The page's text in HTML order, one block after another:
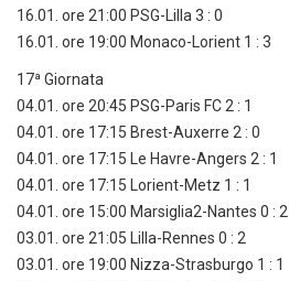
16.01. ore 21:00 PSG-Lilla 3 : 0
16.01. ore 19:00 Monaco-Lorient 1 : 3
17ª Giornata
04.01. ore 20:45 PSG-Paris FC 2 : 1
04.01. ore 17:15 Brest-Auxerre 2 : 0
04.01. ore 17:15 Le Havre-Angers 2 : 1
04.01. ore 17:15 Lorient-Metz 1 : 1
04.01. ore 15:00 Marsiglia2-Nantes 0 : 2
03.01. ore 21:05 Lilla-Rennes 0 : 2
03.01. ore 19:00 Nizza-Strasburgo 1 : 1